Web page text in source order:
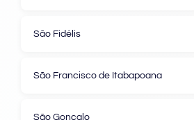
São Fidélis
São Francisco de Itabapoana
São Gonçalo